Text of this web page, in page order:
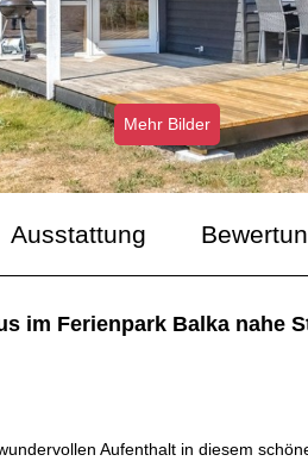
Mehr Bilder
Ausstattung
im Ferienpark Balka
Aufenthalt in diesem